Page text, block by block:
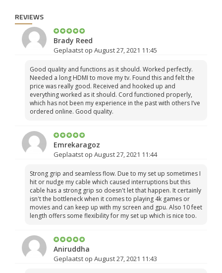
REVIEWS
Brady Reed
Geplaatst op August 27, 2021 11:45
Good quality and functions as it should. Worked perfectly.
Needed a long HDMI to move my tv. Found this and felt the
price was really good. Received and hooked up and
everything worked as it should. Cord functioned properly,
which has not been my experience in the past with others I’ve
ordered online. Good quality.
Emrekaragoz
Geplaatst op August 27, 2021 11:44
Strong grip and seamless flow. Due to my set up sometimes I
hit or nudge my cable which caused interruptions but this
cable has a strong grip so doesn't let that happen. It certainly
isn't the bottleneck when it comes to playing 4k games or
movies and can keep up with my screen and gpu. Also 10 feet
length offers some flexibility for my set up which is nice too.
Aniruddha
Geplaatst op August 27, 2021 11:43